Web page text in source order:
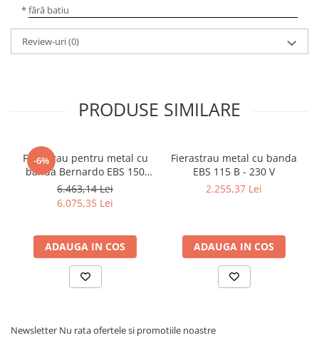
* fără batiu
Review-uri(0)
PRODUSE SIMILARE
-6%
Ferastrau pentru metal cu
banda Bernardo EBS 150
GC
6.463,14 Lei
6.075,35 Lei
ADAUGA IN COS
Fierastrau metal cu banda
EBS 115 B - 230 V
2.255,37 Lei
ADAUGA IN COS
Newsletter Nu rata ofertele si promotiile noastre